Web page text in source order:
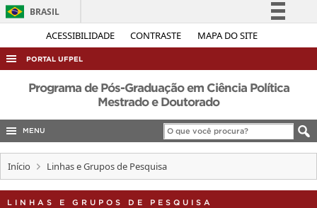
ACESSIBILIDADE CONTRASTE MAPA DO SITE
BRASIL
Simplifique!
Acesso à informação
Legislação
Canais
PORTAL UFPEL
ACESSO À INFORMAÇÃO
COBALTO
CONCURSOS
EDITAIS
INTERNACIONAL
Programa de Pós-Graduação em Ciência Política
Mestrado e Doutorado
MENU
Início Linhas e Grupos de Pesquisa
LINHAS E GRUPOS DE PESQUISA